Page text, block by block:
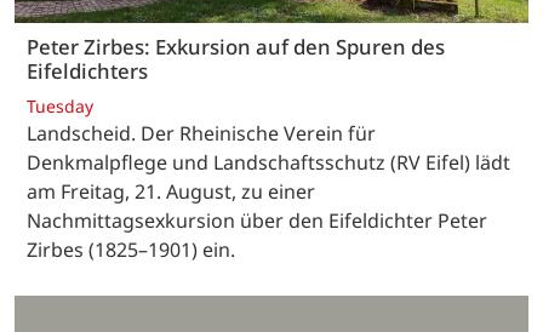
Peter Zirbes: Exkursion auf den Spuren des
Eifeldichters
Tuesday
Landscheid. Der Rheinische Verein für
Denkmalpflege und Landschaftsschutz (RV Eifel) lädt
am Freitag, 21. August, zu einer
Nachmittagsexkursion über den Eifeldichter Peter
Zirbes (1825–1901) ein.